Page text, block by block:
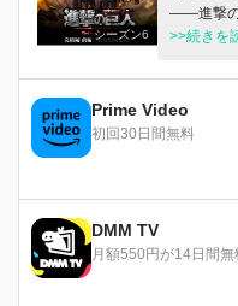
シーズン6
――進撃の
と、巨人
お、彼ら
ある海を
いのだか
大型巨人
マリア外
には海が
っとそう
辿り着い
るのは自
の物語は
>>続きを
Prime Video
初回30日間無料
DMM TV
月額550円が14日間無